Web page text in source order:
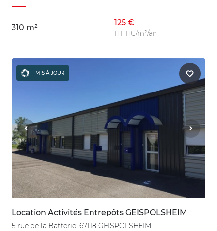
310 m²
125 €
HT HC/m²/an
MIS À JOUR
Location Activités Entrepôts GEISPOLSHEIM
5 rue de la Batterie, 67118 GEISPOLSHEIM